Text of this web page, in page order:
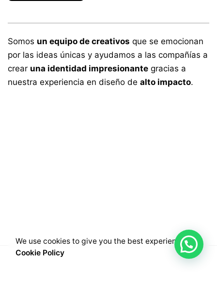
Somos un equipo de creativos que se emocionan
por las ideas únicas y ayudamos a las compañías a
crear una identidad impresionante gracias a
nuestra experiencia en diseño de alto impacto.
We use cookies to give you the best experience.
Cookie Policy